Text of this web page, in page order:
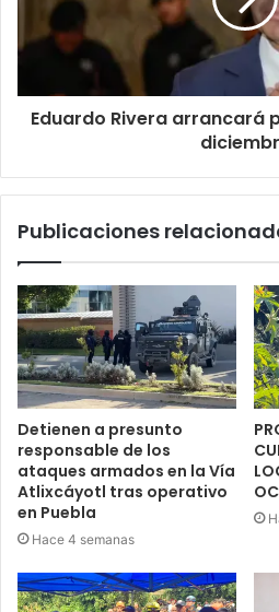
Eduardo Rivera arrancará
Publicaciones
Detienen a presunto
responsable de los
ataques armados en la Vía
Atlixcáyotl tras operativo
en Puebla
Hace 4 semanas